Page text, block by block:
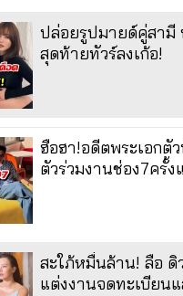
ปล่อยรูปมายด์คู่สามี
สุดท้ายทัวร์ลงเก้อ!
ฮือฮา!อดีตพระเอกตั
ตัวร่วมงานช่อง7ครั้ง
สะใภ้หมื่นล้าน! ลือ ดิ
แต่งงานจดทะเบียน